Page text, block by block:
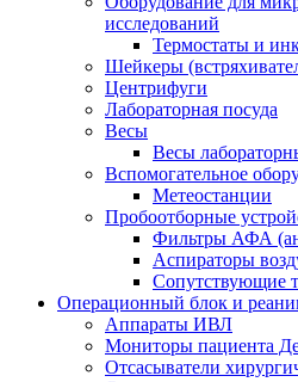
исследований
Термостаты и
Шейкеры
Центрифуги
Лабораторная посуда
Весы
Весы
Вспомогательное
Метеостанции
Пробоотборные
Фильтры АФА
Аспираторы
Сопутствующие
Операционный блок и
Аппараты ИВЛ
Мониторы пациента
Отсасыватели